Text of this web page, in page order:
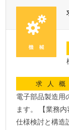
求人
電子部品製造用
ます。 【業務
仕様検討と構造